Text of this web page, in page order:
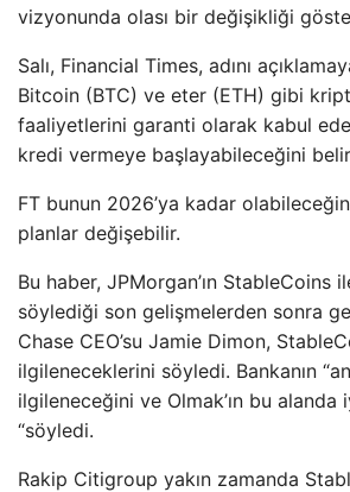
vizyonunda olası bir değişikliği
Salı, Financial Times, adını
Bitcoin (BTC) ve eter (ETH) gibi
faaliyetlerini garanti olarak kabul
kredi vermeye başlayabileceğini
FT bunun 2026’ya kadar
planlar değişebilir.
Bu haber, JPMorgan’ın StableCoins
söylediği son gelişmelerden sonra
Chase CEO’su Jamie Dimon,
ilgileneceklerini söyledi. Bankanın
ilgileneceğini ve Olmak’ın bu alanda
“söyledi.
Rakip Citigroup yakın zamanda